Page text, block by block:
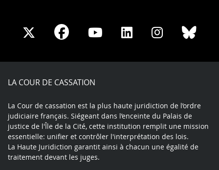
Share
X
Share
Facebook
Share
Youtube
Share
LinkedIn
Share
Instagram
LA COUR DE CASSATION
La Cour de cassation est la plus haute juridiction de l’ordre
judiciaire français. Siégeant dans l’enceinte du Palais de
justice de l'Île de la Cité, cette institution remplit une mission
essentielle: unifier et contrôler l'interprétation des lois.
La Haute Juridiction garantit ainsi à chacun une égalité de
traitement devant les juges.